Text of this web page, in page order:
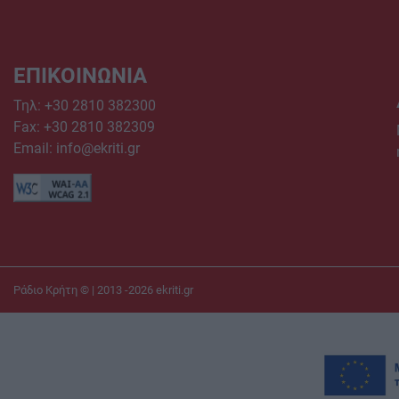
ΕΠΙΚΟΙΝΩΝΙΑ
Τηλ: +30 2810 382300
Fax: +30 2810 382309
Email: info@ekriti.gr
Ράδιο Κρήτη © | 2013 -2026 ekriti.gr